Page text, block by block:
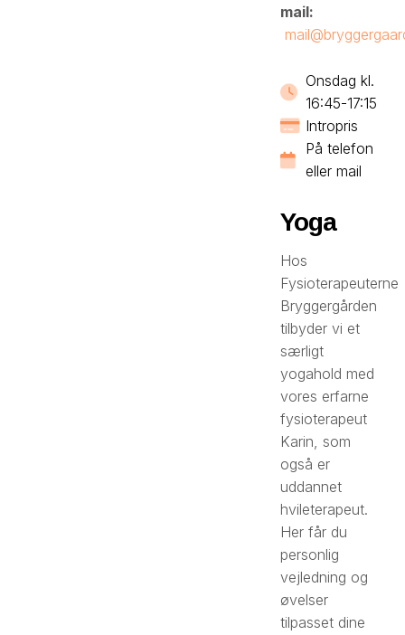
mail:
Onsdag kl.
16:45-17:15
Intropris
På telefon
eller mail
Yoga
Hos
Fysioterapeuterne
Bryggergården
tilbyder vi et
særligt
yogahold med
vores erfarne
fysioterapeut
Karin, som
også er
uddannet
hvileterapeut.
Her får du
personlig
vejledning og
øvelser
tilpasset dine